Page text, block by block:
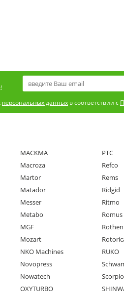
персональных данных в соответствии с
MACKMA
Macroza
Martor
Matador
Messer
Metabo
MGF
Mozart
NKO Machines
Novopress
Nowatech
OXYTURBO
PTC
Refco
Rems
Ridgid
Ritmo
Romus
RUKO